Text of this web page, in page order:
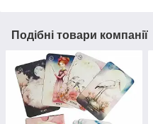
Подібні товари компанії